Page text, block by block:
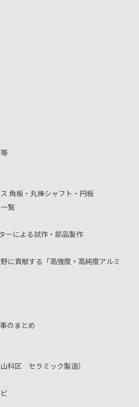
角板・丸棒シャフト・円板
覧
ーによる試作・部品製作
に貢献する「高強度・高純度アルミ
のまとめ
科区 セラミック製造）